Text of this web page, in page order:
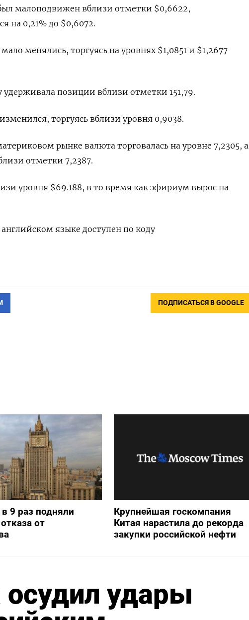
малоподвижен вблизи отметки $0,6622​,
на 0,21% до $0,6072​.
менялись, торгуясь на уровнях $1,0851​ и $1,2677
удерживала позиции вблизи отметки 151,79.
торгуясь вблизи уровня 0,9038​.
рынке валюта торговалась на уровне 7,2305​, а
отметки 7,2387.
уровня $69.188, в то время как эфириум вырос на
языке доступен по коду
ПОДПИСАТЬСЯ В GOOGLE
9 раз подняли
от
Крупнейшая госкомпания
Китая нарастила до рекорда
закупки российской нефти
осудил удары